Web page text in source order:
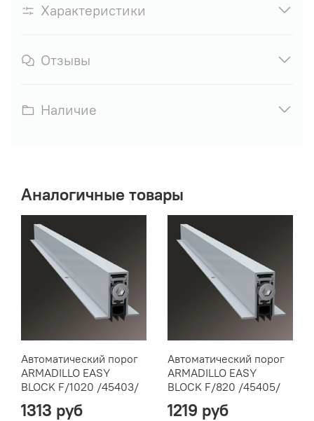
Характеристики
Отзывы
Наличие
Аналогичные товары
Автоматический порог
ARMADILLO EASY
BLOCK F/1020 /45403/
1313 руб
Автоматический порог
ARMADILLO EASY
BLOCK F/820 /45405/
1219 руб